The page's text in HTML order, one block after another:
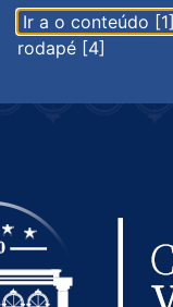
Ir a o conteúdo [1]
rodapé [4]